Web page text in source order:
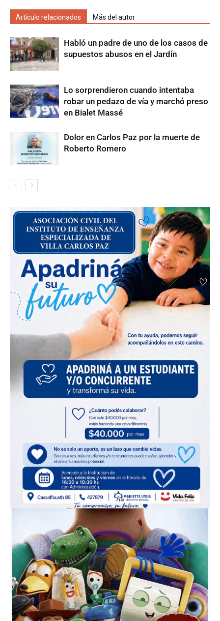
Artículo relacionados Más del autor
Habló un padre de uno de los casos de
supuestos abusos en el Jardín
Lo sorprendieron cuando intentaba
robar un pedazo de vía y marchó preso
en Bialet Massé
Dolor en Carlos Paz por la muerte de
Roberto Romero